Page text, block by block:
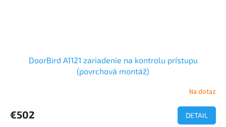
DoorBird A1121 zariadenie na kontrolu prístupu
(povrchová montáž)
Na dotaz
€502 DETAIL